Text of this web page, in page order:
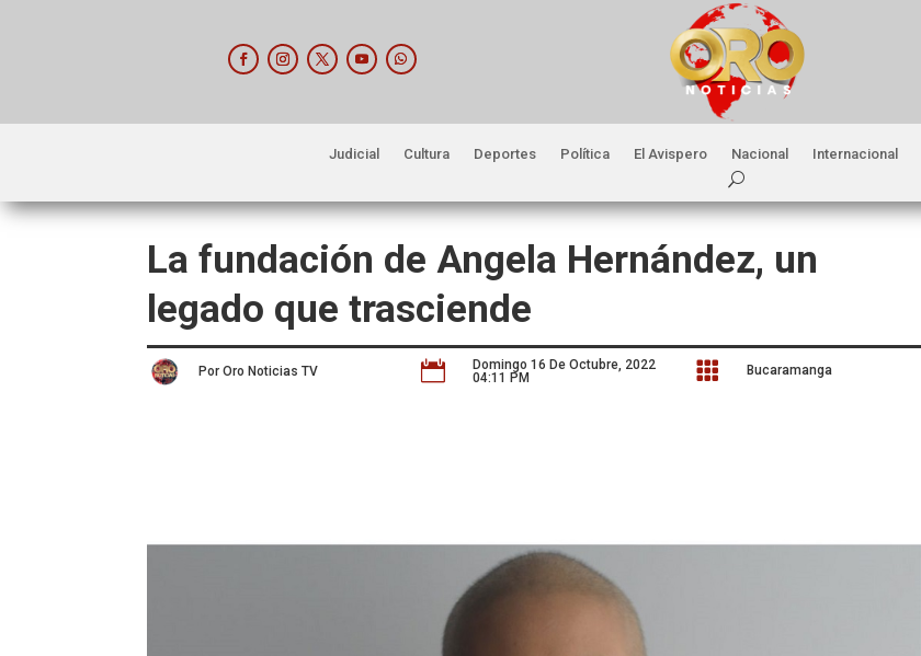
Judicial Cultura Deportes Política El Avispero Nacional Internacional
La fundación de Angela Hernández, un
legado que trasciende
Por Oro Noticias TV 
Domingo 16 De Octubre, 2022
04:11 PM
 Bucaramanga